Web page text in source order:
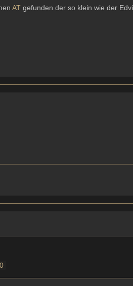
AT gefunden der so klein wie der